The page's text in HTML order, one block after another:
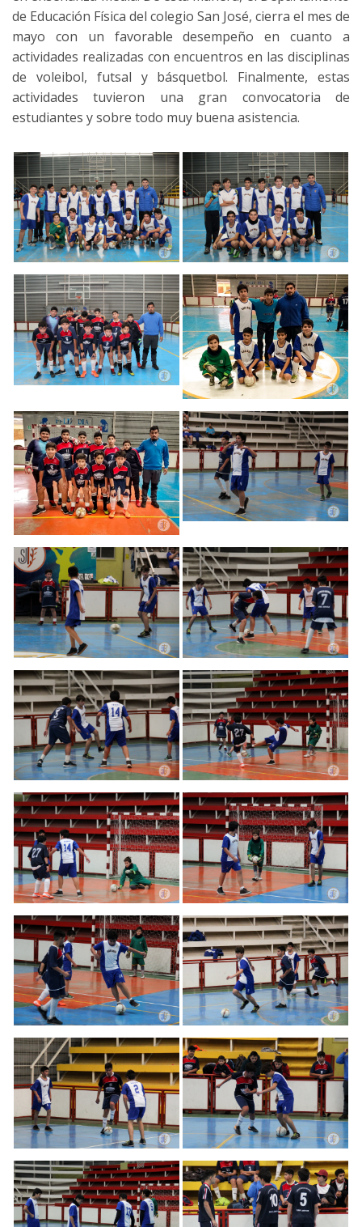
de Educación Física del colegio San José, cierra el mes de
mayo con un favorable desempeño en cuanto a
actividades realizadas con encuentros en las disciplinas
de voleibol, futsal y básquetbol. Finalmente, estas
actividades tuvieron una gran convocatoria de
estudiantes y sobre todo muy buena asistencia.